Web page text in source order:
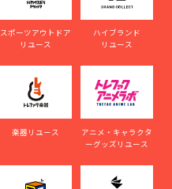
スポーツアウトドア
リユース
ハイブランド
リユース
楽器リユース
アニメ・キャラクタ
ーグッズリユース